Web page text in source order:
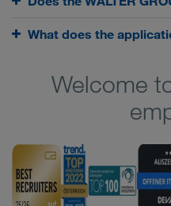
What does the
Welcome